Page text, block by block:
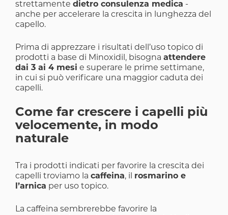
strettamente dietro consulenza medica -
anche per accelerare la crescita in lunghezza del
capello.
Prima di apprezzare i risultati dell’uso topico di
prodotti a base di Minoxidil, bisogna attendere
dai 3 ai 4 mesi e superare le prime settimane,
in cui si può verificare una maggior caduta dei
capelli.
Come far crescere i capelli più
velocemente, in modo
naturale
Tra i prodotti indicati per favorire la crescita dei
capelli troviamo la caffeina, il rosmarino e
l’arnica per uso topico.
La caffeina sembrerebbe favorire la